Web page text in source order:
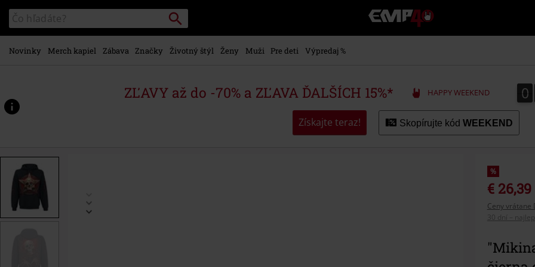
na
hlavný
obsah
Katalóg
vyhľadávania
Vyhľadávanie
EMP
-
Hudba,
Merch
hráčov,
Alternatívna
Novinky Merch kapiel Zábava Značky Životný štýl Ženy Muži Pre deti Výpredaj %
ZĽAVY až do -70% a ZĽAVA ĎALŠÍCH 15%* HAPPY WEEKEND 0
0
Získajte teraz! Skopírujte kód WEEKEND
www.emp-
p/mikina-
590758.html
%
€ 26,39
Ceny vrátane
30 dní –